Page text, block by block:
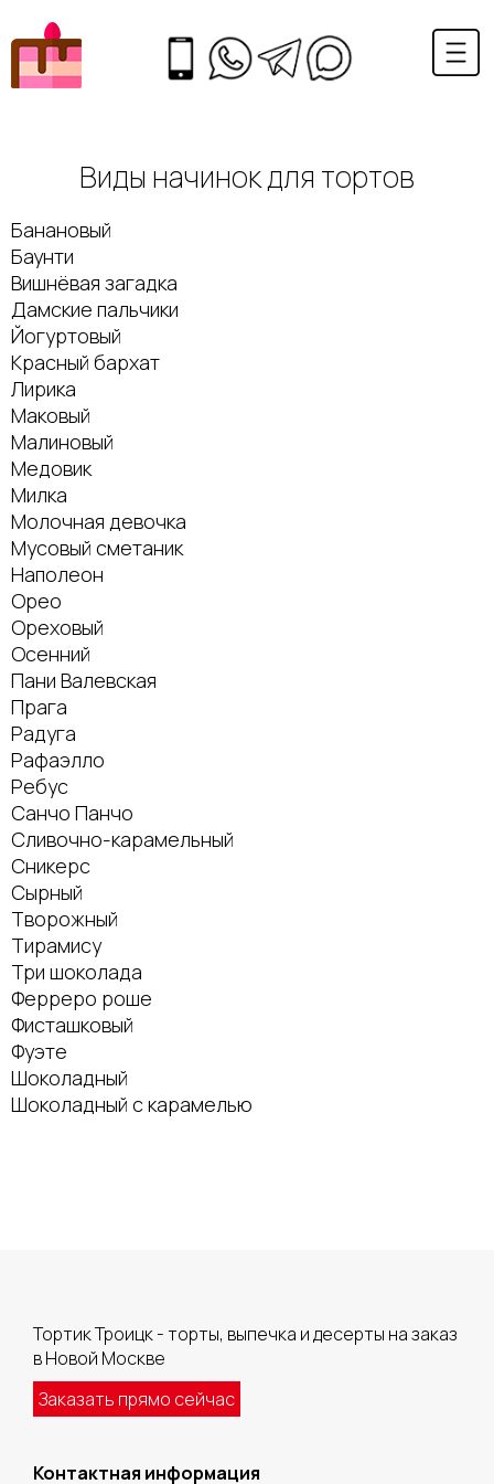
Виды начинок для тортов
Банановый
Баунти
Вишнёвая загадка
Дамские пальчики
Йогуртовый
Красный бархат
Лирика
Маковый
Малиновый
Медовик
Милка
Молочная девочка
Мусовый сметаник
Наполеон
Орео
Ореховый
Осенний
Пани Валевская
Прага
Радуга
Рафаэлло
Ребус
Санчо Панчо
Сливочно-карамельный
Сникерс
Сырный
Творожный
Тирамису
Три шоколада
Ферреро роше
Фисташковый
Фуэте
Шоколадный
Шоколадный с карамелью
Тортик Троицк - торты, выпечка и десерты на заказ
в Новой Москве
Заказать прямо сейчас
Контактная информация